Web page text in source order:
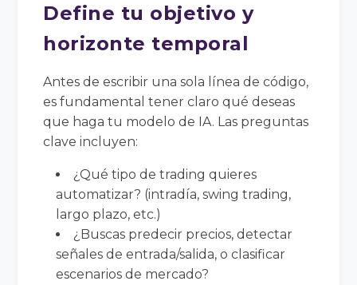
Define tu objetivo y
horizonte temporal
Antes de escribir una sola línea de código,
es fundamental tener claro qué deseas
que haga tu modelo de IA. Las preguntas
clave incluyen:
¿Qué tipo de trading quieres
automatizar? (intradía, swing trading,
largo plazo, etc.)
¿Buscas predecir precios, detectar
señales de entrada/salida, o clasificar
escenarios de mercado?